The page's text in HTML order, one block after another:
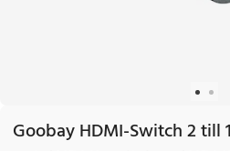
Goobay HDMI-Switch 2 till